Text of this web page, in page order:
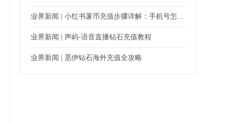
业界新闻 | 小红书薯币充值步骤详解：手机号怎么填、验证码怎么给、多久到账
业界新闻 | 声屿-语音直播钻石充值教程
业界新闻 | 觅伊钻石海外充值全攻略